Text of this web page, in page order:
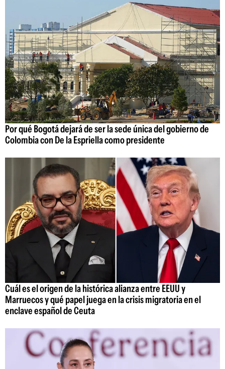
Por qué Bogotá dejará de ser la sede única del gobierno de
Colombia con De la Espriella como presidente
Cuál es el origen de la histórica alianza entre EEUU y
Marruecos y qué papel juega en la crisis migratoria en el
enclave español de Ceuta